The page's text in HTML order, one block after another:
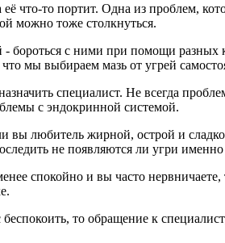
что-то портит. Одна из проблем,
можно тоже столкнуться.
с ними при помощи
мы выбираем мазь от угрей
специалист. Не всегда
с эндокринной системой.
вы любитель жирной, острой и
не появляются ли угри именно
спокойно и вы часто
то обращение к